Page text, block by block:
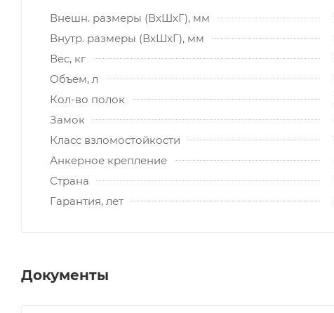
Внешн. размеры (ВxШxГ), мм
Внутр. размеры (ВxШxГ), мм
Вес, кг
Объем, л
Кол-во полок
Замок
Класс взломостойкости
Анкерное крепление
Страна
Гарантия, лет
Документы